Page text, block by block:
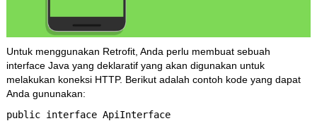
Untuk menggunakan Retrofit, Anda perlu membuat sebuah
interface Java yang deklaratif yang akan digunakan untuk
melakukan koneksi HTTP. Berikut adalah contoh kode yang dapat
Anda gununakan:
public interface ApiInterface